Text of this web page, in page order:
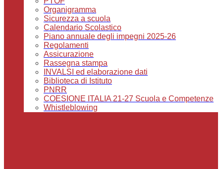
Organigramma
Sicurezza a scuola
Calendario Scolastico
Piano annuale degli impegni 2025-26
Regolamenti
Assicurazione
Rassegna stampa
INVALSI ed elaborazione dati
Biblioteca di Istituto
PNRR
COESIONE ITALIA 21-27 Scuola e Competenze
Whistleblowing